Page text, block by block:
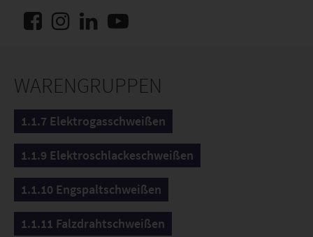
WARENGRUPPEN
1.1.7 Elektrogasschweißen
1.1.9 Elektroschlackeschweißen
1.1.10 Engspaltschweißen
1.1.11 Falzdrahtschweißen